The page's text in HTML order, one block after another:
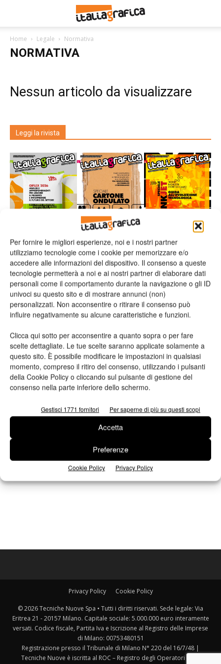
Per fornire le migliori esperienze, noi e i nostri partner
utilizziamo tecnologie come i cookie per memorizzare e/o
accedere alle informazioni del dispositivo. Il consenso a queste
tecnologie permetterà a noi e ai nostri partner di elaborare dati
personali come il comportamento durante la navigazione o gli ID
univoci su questo sito e di mostrare annunci (non)
personalizzati. Non acconsentire o ritirare il consenso può
influire negativamente su alcune caratteristiche e funzioni.
Clicca qui sotto per acconsentire a quanto sopra o per fare
scelte dettagliate. Le tue scelte saranno applicate solamente a
questo sito. È possibile modificare le impostazioni in qualsiasi
momento, compreso il ritiro del consenso, utilizzando i pulsanti
della Cookie Policy o cliccando sul pulsante di gestione del
consenso nella parte inferiore dello schermo.
Gestisci 1771 fornitori Per saperne di più su questi scopi
Accetta
Preferenze
Cookie Policy Privacy Policy
Home Legale Normativa
NORMATIVA
Nessun articolo da visualizzare
Leggi la rivista
n.2 - Giugno 2026 n.1 - Maggio 2026 n.6 - Dicembre 2025
Edicola Web
Iscriviti alla newsletter
Privacy Policy Cookie Policy
© 2026 Tecniche Nuove Spa • Tutti i diritti riservati. Sede legale: Via
Eritrea 21 - 20157 Milano. Capitale sociale: 5.000.000 euro interamente
versati. Codice fiscale, Partita Iva e Iscrizione al Registro delle Imprese
di Milano: 00753480151
Registrazione presso il Tribunale di Milano N° 220 del 16/7/48 |
Tecniche Nuove è iscritta al ROC – Registro degli Operatori della